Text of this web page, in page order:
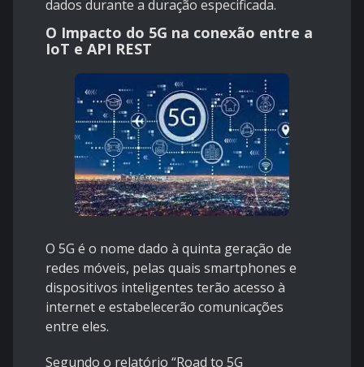
dados durante a duração especificada.
O Impacto do 5G na conexão entre a
IoT e API REST
O 5G é o nome dado à quinta geração de
redes móveis, pelas quais smartphones e
dispositivos inteligentes terão acesso à
internet e estabelecerão comunicações
entre eles.
Segundo o relatório “Road to 5G